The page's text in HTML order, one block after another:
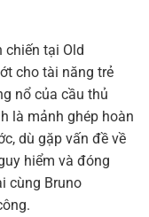
chiến tại Old
cho tài năng trẻ
nổ của cầu thủ
là mảnh ghép hoàn
dù gặp vấn đề về
hiểm và đóng
cùng Bruno